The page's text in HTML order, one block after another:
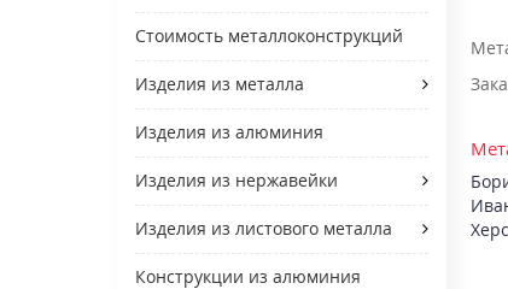
Стоимость металлоконструкций
Изделия из металла
Изделия из алюминия
Изделия из нержавейки
Изделия из листового металла
Конструкции из алюминия